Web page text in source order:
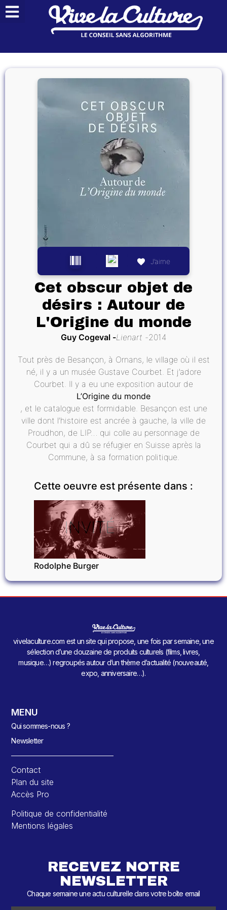
J’aime
Cet obscur objet de
désirs : Autour de
L'Origine du monde
Guy Cogeval Lienart 2014
Tout près de Besançon, à Ornans, le village où il est
né, il y a un musée Gustave Courbet. Et j’adore
Courbet. Il y a eu une exposition autour de
L’Origine du monde
, et le catalogue est formidable. Besançon est une
ville dont l’histoire est ancrée à gauche, la ville de
Proudhon, de LIP… qui colle au personnage de
Courbet qui a dû se réfugier en Suisse après la
Commune, à sa formation politique.
Cette oeuvre est présente dans :
INVITÉ
Rodolphe Burger
vivelaculture.com est un site qui propose, une fois par semaine, une
sélection d’une douzaine de produits culturels (films, livres,
musique…) regroupés autour d’un thème d’actualité (nouveauté,
expo, anniversaire…).
MENU
Qui sommes-nous ?
Newsletter
Contact
Plan du site
Accès Pro
Politique de confidentialité
Mentions légales
RECEVEZ NOTRE
NEWSLETTER
Chaque semaine une actu culturelle dans votre boîte email